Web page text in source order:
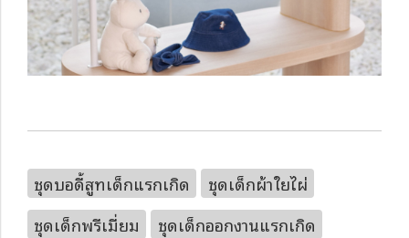
ชุดบอดี้สูทเด็กแรกเกิด
ชุดเด็กผ้าใยไผ่
ชุดเด็กพรีเมี่ยม
ชุดเด็กออกงานแรกเกิด